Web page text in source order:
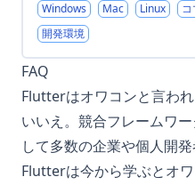
Windows
Mac Linux
開発環境
FAQ
Flutterはオワコンと言わ
いいえ。競合フレームワ
して多数の企業や個人開
Flutterは今から学ぶとオ